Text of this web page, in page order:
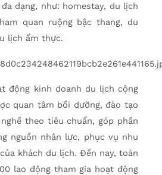
dạng, như: homestay, du lịch
quan ruộng bậc thang, du
lịch ẩm thực.
động kinh doanh du lịch cộng
quan tâm bồi dưỡng, đào tạo
theo tiêu chuẩn, góp phần
nguồn nhân lực, phục vụ nhu
khách du lịch. Đến nay, toàn
lao động tham gia hoạt động